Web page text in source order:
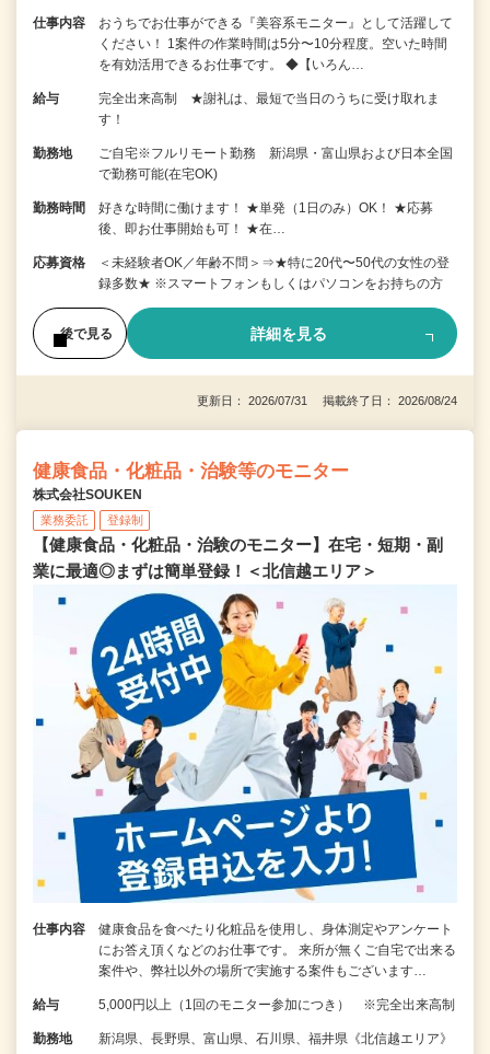
仕事内容
おうちでお仕事ができる『美容系モニター』として活躍して
ください！ 1案件の作業時間は5分〜10分程度。空いた時間
を有効活用できるお仕事です。 ◆【いろん…
給与
完全出来高制 ★謝礼は、最短で当日のうちに受け取れま
す！
勤務地
ご自宅※フルリモート勤務 新潟県・富山県および日本全国
で勤務可能(在宅OK)
勤務時間
好きな時間に働けます！ ★単発（1日のみ）OK！ ★応募
後、即お仕事開始も可！ ★在…
応募資格
＜未経験者OK／年齢不問＞⇒★特に20代〜50代の女性の登
録多数★ ※スマートフォンもしくはパソコンをお持ちの方
後で見る 詳細を見る
更新日： 2026/07/31 掲載終了日： 2026/08/24
健康食品・化粧品・治験等のモニター
株式会社SOUKEN
業務委託 登録制
【健康食品・化粧品・治験のモニター】在宅・短期・副
業に最適◎まずは簡単登録！＜北信越エリア＞
仕事内容
健康食品を食べたり化粧品を使用し、身体測定やアンケート
にお答え頂くなどのお仕事です。 来所が無くご自宅で出来る
案件や、弊社以外の場所で実施する案件もございます…
給与 5,000円以上（1回のモニター参加につき） ※完全出来高制
勤務地 新潟県、長野県、富山県、石川県、福井県《北信越エリア》